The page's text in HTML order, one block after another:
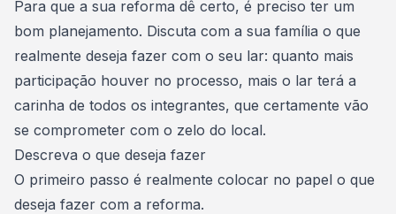
Para que a sua reforma dê certo, é preciso ter um
bom planejamento. Discuta com a sua família o que
realmente deseja fazer com o seu lar: quanto mais
participação houver no processo, mais o lar terá a
carinha de todos os integrantes, que certamente vão
se comprometer com o zelo do local.
Descreva o que deseja fazer
O primeiro passo é realmente colocar no papel o que
deseja fazer com a reforma.